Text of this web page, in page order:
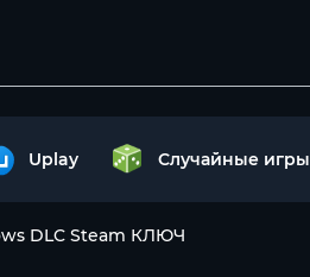
Uplay Случайные игры
DLC Steam КЛЮЧ